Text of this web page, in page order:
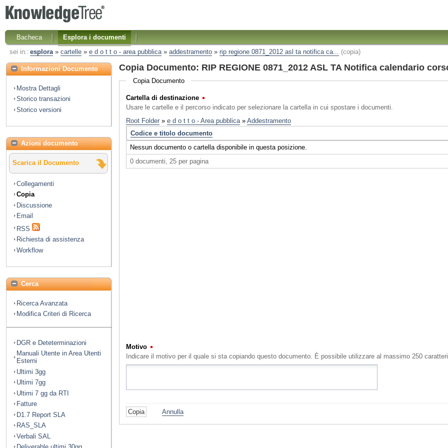
Bacheca
Esplora i documenti
sei in:: esplora» cartelle» e d o t t o - area pubblica» addestramento» rip regione 0871_2012 asl ta notifica ca... (copia)
Informazioni Documento
Mostra Dettagli
Storico transazioni
Storico versioni
Azioni documento
Scarica il Documento
Collegamenti
Copia
Discussione
Email
RSS
Richiesta di assistenza
Workflow
Cerca
Ricerca Avanzata
Modifica Criteri di Ricerca
DGR e Deteterminazioni
Manuali Utente in Area Utenti
Esterni
Ultimi 3gg
Ultimi 7gg
Ultimi 7 gg da RTI
Fatture
D1.7 Report SLA
RAS_SLA
Verbali SAL
Copia Documento: RIP REGIONE 0871_2012 ASL TA Notifica calendario
Copia Documento
Cartella di destinazione
Usare le cartelle e il percorso indicato per selezionare la cartella in cui spostare i documenti.
Motivo
Indicare il motivo per il quale si sta copiando questo documento. È possibile utilizzare al massimo 250
Annulla